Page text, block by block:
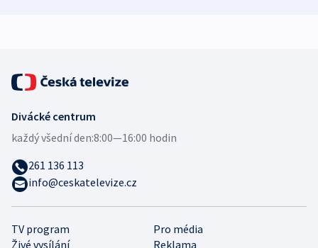
TV program
Pro média
Živé vysílání
Reklama
Divácké centrum
každý všední den:8:00—16:00 hodin
261 136 113
info@ceskatelevize.cz